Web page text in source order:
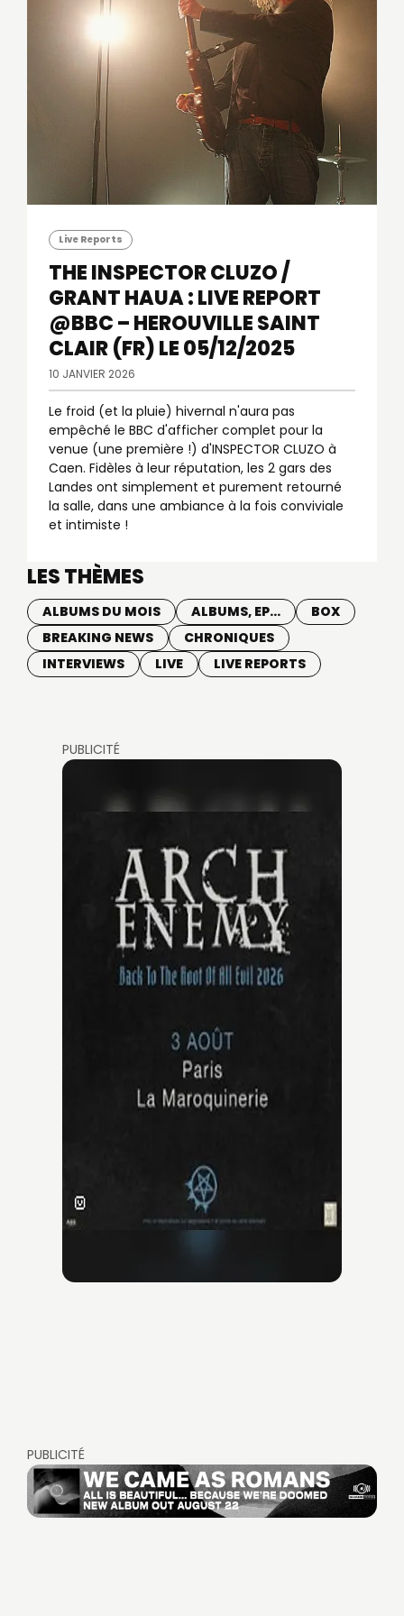
Live Reports
THE INSPECTOR CLUZO /
GRANT HAUA : LIVE REPORT
@BBC – HEROUVILLE SAINT
CLAIR (FR) LE 05/12/2025
10 JANVIER 2026
Le froid (et la pluie) hivernal n'aura pas
empêché le BBC d'afficher complet pour la
venue (une première !) d'INSPECTOR CLUZO à
Caen. Fidèles à leur réputation, les 2 gars des
Landes ont simplement et purement retourné
la salle, dans une ambiance à la fois conviviale
et intimiste !
LES THÈMES
ALBUMS DU MOIS ALBUMS, EP...
BOX
BREAKING NEWS
CHRONIQUES
INTERVIEWS
LIVE LIVE REPORTS
PUBLICITÉ
PUBLICITÉ